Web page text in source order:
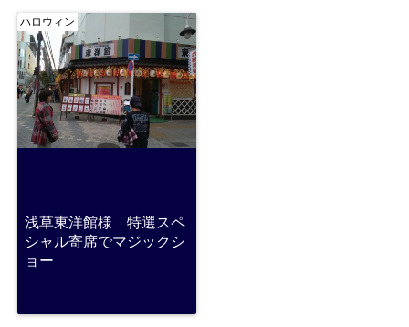
ハロウィン
浅草東洋館様 特選スペ
シャル寄席でマジックシ
ョー